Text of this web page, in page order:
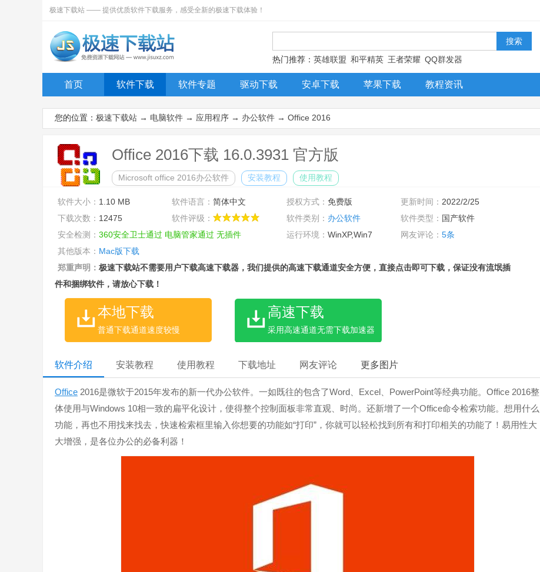
极速下载站 —— 提供优质软件下载服务，感受全新的极速下载体验！
热门推荐： 英雄联盟 和平精英 王者荣耀 QQ群发器
首页 软件下载 软件专题 驱动下载 安卓下载 苹果下载 教程资讯
您的位置： 极速下载站 → 电脑软件 → 应用程序 → 办公软件 → Office 2016
Office 2016下载 16.0.3931 官方版
Microsoft office 2016办公软件 安装教程 使用教程
软件大小： 1.10 MB 软件语言：简体中文 授权方式： 免费版 更新时间： 2022/2/25
下载次数： 12475 软件评级： 软件类别： 办公软件 软件类型： 国产软件
安全检测： 360安全卫士通过 电脑管家通过 无插件 运行环境： WinXP,Win7 网友评论：5条
其他版本： Mac版下载
郑重声明： 极速下载站不需要用户下载高速下载器，我们提供的高速下载通道安全方便，直接点击即可下载，保证没有流氓插
件和捆绑软件，请放心下载！
本地下载
普通下载通道速度较慢
高速下载
采用高速通道无需下载加速器
软件介绍 安装教程 使用教程 下载地址 网友评论 更多图片
Office 2016是微软于2015年发布的新一代办公软件。一如既往的包含了Word、Excel、PowerPoint等经典功能。Office 2016整
体使用与Windows 10相一致的扁平化设计，使得整个控制面板非常直观、时尚。还新增了一个Office命令检索功能。想用什么
功能，再也不用找来找去，快速检索框里输入你想要的功能如“打印”，你就可以轻松找到所有和打印相关的功能了！易用性大
大增强，是各位办公的必备利器！